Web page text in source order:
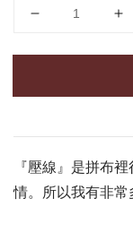
『壓線』是拼布
情。 所以我有非常